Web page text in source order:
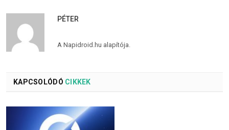
PÉTER
A Napidroid.hu alapítója.
KAPCSOLÓDÓ CIKKEK